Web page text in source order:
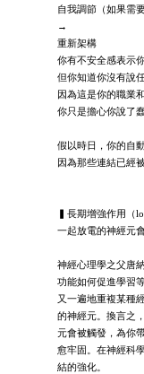
自我調節（如果需
→
重新架構
你有不安全感表示
但你知道你沒有說
因為這是你的職業
你只是擔心你說了蠢
假以時日，你的自
因為那些連結已經被
▍長期增強作用（
一起放電的神經元
神經心理學之父唐
功能如何促進學習
又一遍地重複某種
的神經元。換言之
元會被觸發，為你
愈牢固。在神經科
結的強化。